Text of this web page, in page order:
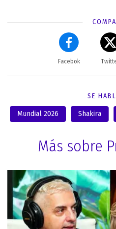
Facebok
SE
Mundial 2026 Shakira
Más sobre